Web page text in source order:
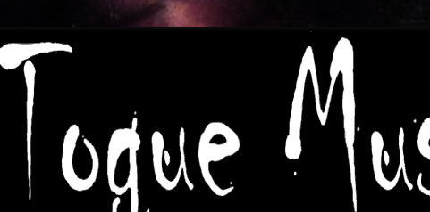
com outros olhos.